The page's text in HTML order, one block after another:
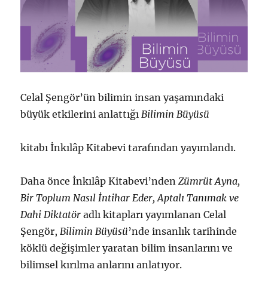
Celal Şengör’ün bilimin insan yaşamındaki
büyük etkilerini anlattığı Bilimin Büyüsü
kitabı İnkılâp Kitabevi tarafından yayımlandı.
Daha önce İnkılâp Kitabevi’ndenZümrüt Ayna,
Bir Toplum Nasıl İntihar Eder, Aptalı Tanımak ve
Dahi Diktatör adlı kitapları yayımlanan Celal
Şengör, Bilimin Büyüsü’nde insanlık tarihinde
köklü değişimler yaratan bilim insanlarını ve
bilimsel kırılma anlarını anlatıyor.